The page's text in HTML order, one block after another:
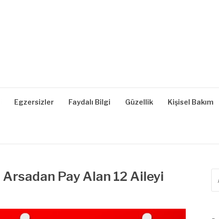
Egzersizler Faydalı Bilgi Güzellik Kişisel Bakım
Pay Alan 12 Aileyi